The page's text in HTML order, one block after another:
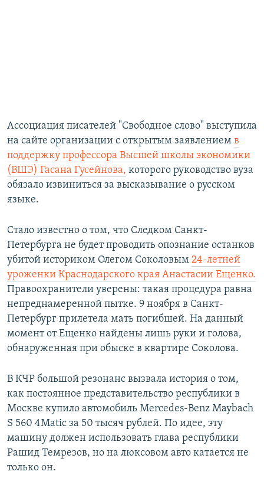
Ассоциация писателей "Свободное слово" выступила
на сайте организации с открытым заявлением в
поддержку профессора Высшей школы экономики
(ВШЭ) Гасана Гусейнова, которого руководство вуза
обязало извиниться за высказывание о русском
языке.
Стало известно о том, что Следком Санкт-
Петербурга не будет проводить опознание останков
убитой историком Олегом Соколовым 24-летней
уроженки Краснодарского края Анастасии Ещенко.
Правоохранители уверены: такая процедура равна
непреднамеренной пытке. 9 ноября в Санкт-
Петербург прилетела мать погибшей. На данный
момент от Ещенко найдены лишь руки и голова,
обнаруженная при обыске в квартире Соколова.
В КЧР большой резонанс вызвала история о том,
как постоянное представительство республики в
Москве купило автомобиль Mercedes-Benz Maybach
S 560 4Matic за 50 тысяч рублей. По идее, эту
машину должен использовать глава республики
Рашид Темрезов, но на люксовом авто катается не
только он.